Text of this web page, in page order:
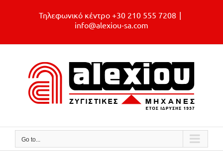
Τηλεφωνικό κέντρο +30 210 555 7208 |
info@alexiou-sa.com
Go to...